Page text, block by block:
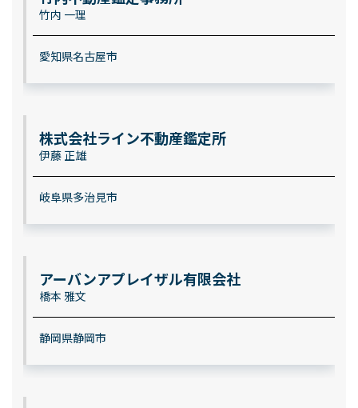
竹内 一理
愛知県名古屋市
株式会社ライン不動産鑑定所
伊藤 正雄
岐阜県多治見市
アーバンアプレイザル有限会社
橋本 雅文
静岡県静岡市